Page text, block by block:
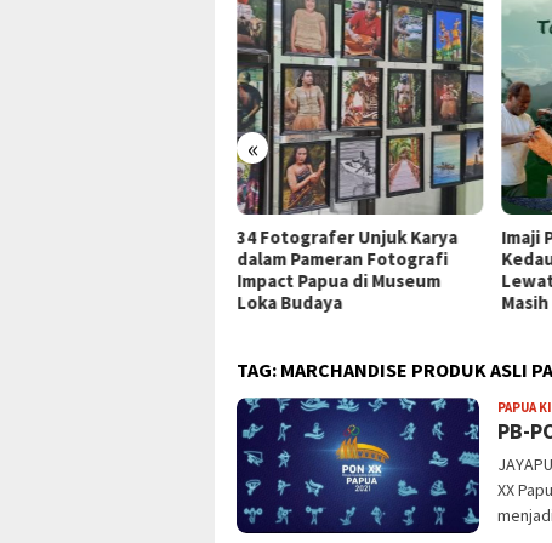
«
34 Fotografer Unjuk Karya
dalam Pameran Fotografi
Impact Papua di Museum
Loka Budaya
Imaji
TAG: MARCHANDISE PRODUK ASLI
PAPUA
PB-
XX